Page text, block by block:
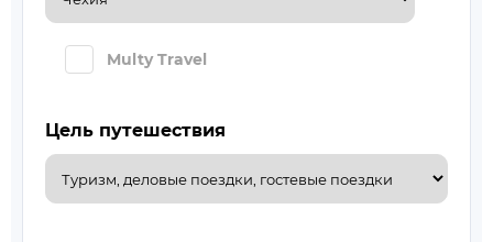
Multy Travel
Цель путешествия